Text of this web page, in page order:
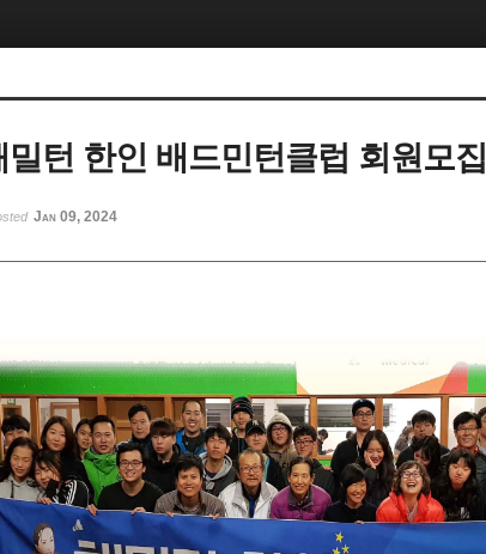
밀턴 한인 배드민턴클럽 회원모집
Jan 09, 2024